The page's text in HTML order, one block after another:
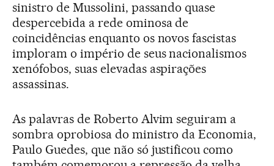
sinistro de Mussolini, passando quase
despercebida a rede ominosa de
coincidências enquanto os novos fascistas
imploram o império de seus nacionalismos
xenófobos, suas elevadas aspirações
assassinas.
As palavras de Roberto Alvim seguiram a
sombra oprobiosa do ministro da Economia,
Paulo Guedes, que não só justificou como